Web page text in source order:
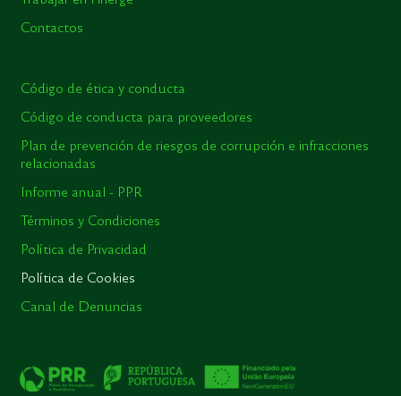
Contactos
Código de ética y conducta
Código de conducta para proveedores
Plan de prevención de riesgos de corrupción e infracciones
relacionadas
Informe anual - PPR
Términos y Condiciones
Política de Privacidad
Política de Cookies
Canal de Denuncias